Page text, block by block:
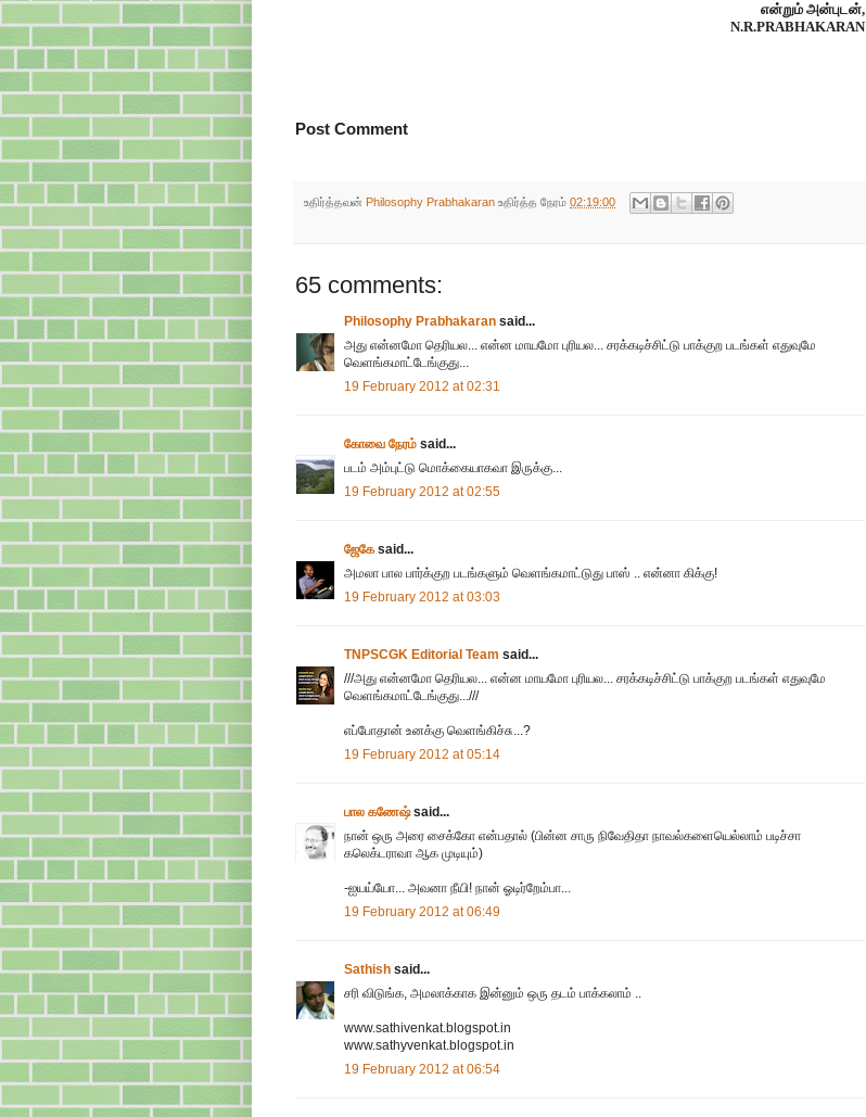
என்றும் அன்புடன்,
N.R.PRABHAKARAN
Post Comment
உதிர்த்தவன் Philosophy Prabhakaran உதிர்த்த நேரம் 02:19:00
65 comments:
Philosophy Prabhakaran said...
அது என்னமோ தெரியல... என்ன மாயமோ புரியல... சரக்கடிச்சிட்டு பாக்குற படங்கள் எதுவுமே
வெளங்கமாட்டேங்குது...
19 February 2012 at 02:31
கோவை நேரம் said...
படம் அம்புட்டு மொக்கையாகவா இருக்கு...
19 February 2012 at 02:55
ஜேகேsaid...
அமலா பால பார்க்குற படங்களும் வெளங்கமாட்டுது பாஸ் .. என்னா கிக்கு!
19 February 2012 at 03:03
TNPSCGK Editorial Team said...
///அது என்னமோ தெரியல... என்ன மாயமோ புரியல... சரக்கடிச்சிட்டு பாக்குற படங்கள் எதுவுமே
வெளங்கமாட்டேங்குது...///
எப்போதான் உனக்கு வெளங்கிச்சு...?
19 February 2012 at 05:14
பால கணேஷ்said...
நான் ஒரு அரை சைக்கோ என்பதால் (பின்ன சாரு நிவேதிதா நாவல்களையெல்லாம் படிச்சா
கலெக்டராவா ஆக முடியும்)
-ஐயய்யோ... அவனா நீயி! நான் ஓடிர்றேம்பா...
19 February 2012 at 06:49
Sathish said...
சரி விடுங்க, அமலாக்காக இன்னும் ஒரு தடம் பாக்கலாம் ..
www.sathivenkat.blogspot.in
www.sathyvenkat.blogspot.in
19 February 2012 at 06:54